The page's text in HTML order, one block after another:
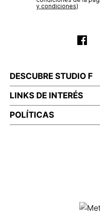
y condiciones)
DESCUBRE STUDIO F
LINKS DE INTERÉS
POLÍTICAS